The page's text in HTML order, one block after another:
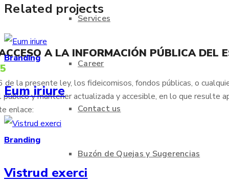
Services
Career
Contact us
Buzón de Quejas y Sugerencias
A LA INFORMACIÓN PÚBLICA DEL
la presente ley, los fideicomisos, fondos públicas, o
y mantener actualizada y accesible, en lo que resulte
enlace:
Related projects
Branding
Eum iriure
Branding
Vistrud exerci